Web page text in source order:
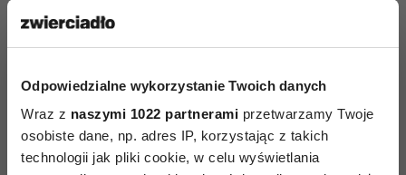
Odpowiedzialne wykorzystanie Twoich danych
Wraz z naszymi 1022 partnerami przetwarzamy Twoje
osobiste dane, np. adres IP, korzystając z takich
technologii jak pliki cookie, w celu wyświetlania